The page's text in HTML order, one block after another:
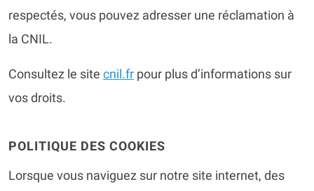
respectés, vous pouvez adresser une réclamation à
la CNIL.
Consultez le site cnil.fr pour plus d’informations sur
vos droits.
POLITIQUE DES COOKIES
Lorsque vous naviguez sur notre site internet, des